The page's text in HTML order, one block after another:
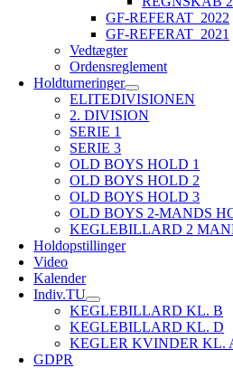
GF-REFERAT_2022
GF-REFERAT_2021
Vedtægter
Ordensreglement
Holdturneringer
ELITEDIVISIONEN
2. DIVISION
SERIE 1
SERIE 3
OLD BOYS HOLD 1
OLD BOYS HOLD 2
OLD BOYS HOLD 3
OLD BOYS 2-MANDS
KEGLEBILLARD 2
Holdopstillinger
Video
Kalender
Indiv.TU
KEGLEBILLARD KL. B
KEGLEBILLARD KL. D
KEGLER KVINDER KL.
GDPR